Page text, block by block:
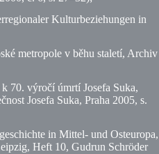
Kulturbeziehungen in
metropole v běhu staletí, Archiv
70. výročí úmrtí Josefa Suka,
Josefa Suka, Praha 2005, s.
in Mittel- und Osteuropa,
Heft 10, Gudrun Schröder